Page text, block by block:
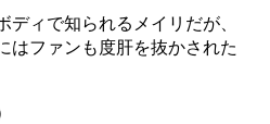
ィで知られるメイリだが、
はファンも度肝を抜かされた